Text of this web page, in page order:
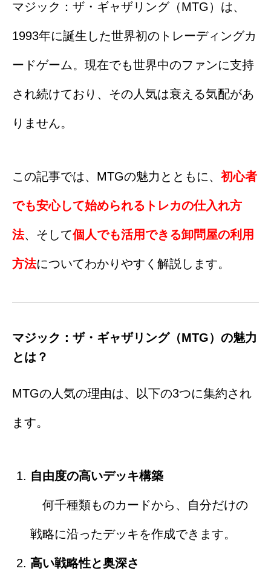
マジック：ザ・ギャザリング（MTG）は、
1993年に誕生した世界初のトレーディングカ
ードゲーム。現在でも世界中のファンに支持
され続けており、その人気は衰える気配があ
りません。
この記事では、MTGの魅力とともに、 初心者
でも安心して始められるトレカの仕入れ方
法、そして個人でも活用できる卸問屋の利用
方法についてわかりやすく解説します。
マジック：ザ・ギャザリング（MTG）の魅力
とは？
MTGの人気の理由は、以下の3つに集約され
ます。
自由度の高いデッキ構築
何千種類ものカードから、自分だけの
戦略に沿ったデッキを作成できます。
高い戦略性と奥深さ